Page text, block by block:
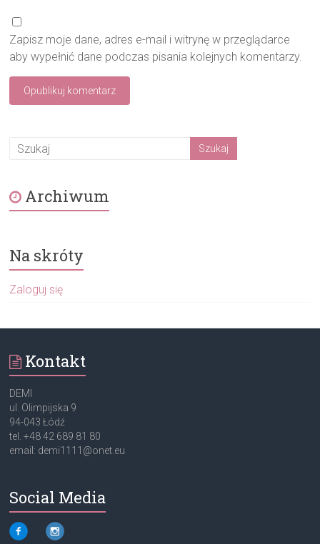
Zapisz moje dane, adres e-mail i witrynę w przeglądarce
aby wypełnić dane podczas pisania kolejnych komentarzy.
Archiwum
Na skróty
Zaloguj się
Kontakt
DEMI
ul. Olimpijska 9
94-043 Łódź
tel. +48 42 689 81 80
email: demi1111@onet.eu
Social Media